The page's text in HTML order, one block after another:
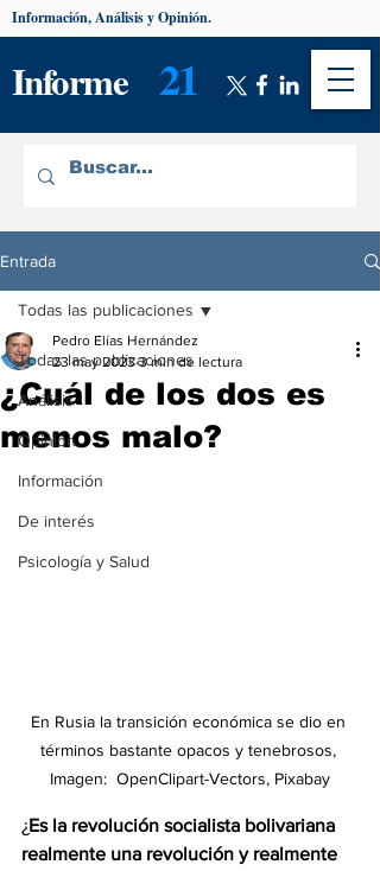
Informe 21
Información, Análisis y Opinión.
Entrada
Todas las publicaciones
Análisis
Opinión
Información
De interés
Psicología y Salud
Todas las publicaciones
¿Cuál de los dos es
menos malo?
Pedro Elías Hernández
23 may 2023 3 min de lectura
En Rusia la transición económica se dio en
términos bastante opacos y tenebrosos,
Imagen:  OpenClipart-Vectors, Pixabay
¿Es la revolución socialista bolivariana
realmente una revolución y realmente